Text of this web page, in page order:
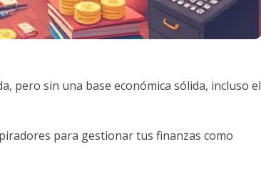
pero sin una base económica sólida, incluso el
para gestionar tus finanzas como